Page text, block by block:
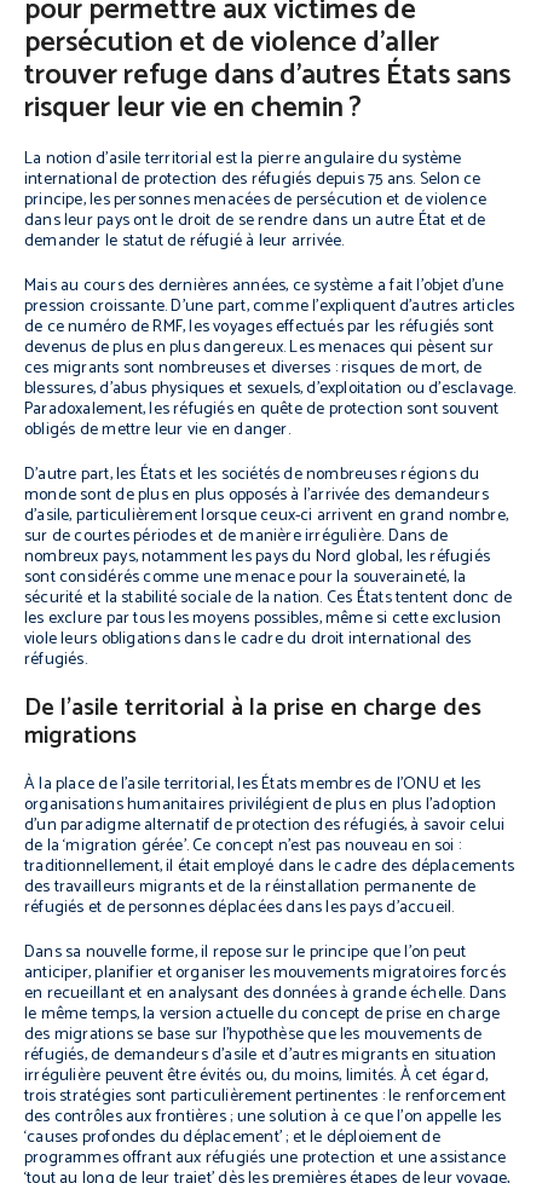
pour permettre aux victimes de
persécution et de violence d’aller
trouver refuge dans d’autres États sans
risquer leur vie en chemin ?
La notion d’asile territorial est la pierre angulaire du système
international de protection des réfugiés depuis 75 ans. Selon ce
principe, les personnes menacées de persécution et de violence
dans leur pays ont le droit de se rendre dans un autre État et de
demander le statut de réfugié à leur arrivée.
Mais au cours des dernières années, ce système a fait l’objet d’une
pression croissante. D’une part, comme l’expliquent d’autres articles
de ce numéro de RMF, les voyages effectués par les réfugiés sont
devenus de plus en plus dangereux. Les menaces qui pèsent sur
ces migrants sont nombreuses et diverses : risques de mort, de
blessures, d’abus physiques et sexuels, d’exploitation ou d’esclavage.
Paradoxalement, les réfugiés en quête de protection sont souvent
obligés de mettre leur vie en danger.
D’autre part, les États et les sociétés de nombreuses régions du
monde sont de plus en plus opposés à l’arrivée des demandeurs
d’asile, particulièrement lorsque ceux-ci arrivent en grand nombre,
sur de courtes périodes et de manière irrégulière. Dans de
nombreux pays, notamment les pays du Nord global, les réfugiés
sont considérés comme une menace pour la souveraineté, la
sécurité et la stabilité sociale de la nation. Ces États tentent donc de
les exclure par tous les moyens possibles, même si cette exclusion
viole leurs obligations dans le cadre du droit international des
réfugiés.
De l’asile territorial à la prise en charge des
migrations
À la place de l’asile territorial, les États membres de l’ONU et les
organisations humanitaires privilégient de plus en plus l’adoption
d’un paradigme alternatif de protection des réfugiés, à savoir celui
de la ‘migration gérée’. Ce concept n’est pas nouveau en soi :
traditionnellement, il était employé dans le cadre des déplacements
des travailleurs migrants et de la réinstallation permanente de
réfugiés et de personnes déplacées dans les pays d’accueil.
Dans sa nouvelle forme, il repose sur le principe que l’on peut
anticiper, planifier et organiser les mouvements migratoires forcés
en recueillant et en analysant des données à grande échelle. Dans
le même temps, la version actuelle du concept de prise en charge
des migrations se base sur l’hypothèse que les mouvements de
réfugiés, de demandeurs d’asile et d’autres migrants en situation
irrégulière peuvent être évités ou, du moins, limités. À cet égard,
trois stratégies sont particulièrement pertinentes : le renforcement
des contrôles aux frontières ; une solution à ce que l’on appelle les
‘causes profondes du déplacement’ ; et le déploiement de
programmes offrant aux réfugiés une protection et une assistance